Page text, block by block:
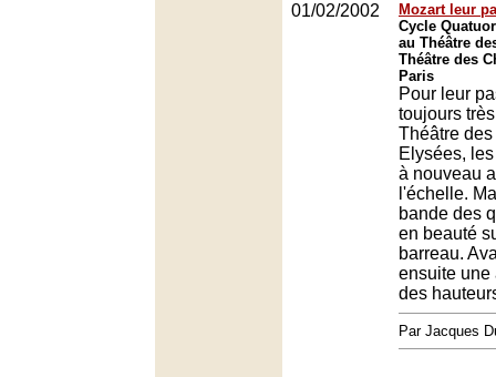
01/02/2002
Mozart leur
Cycle
au Théâtre
Théâtre des
Paris
Pour leur
toujours
Théâtre
Elysées,
à nouveau
l'échelle.
bande des
en beauté
barreau.
ensuite une
des
Par Jacques